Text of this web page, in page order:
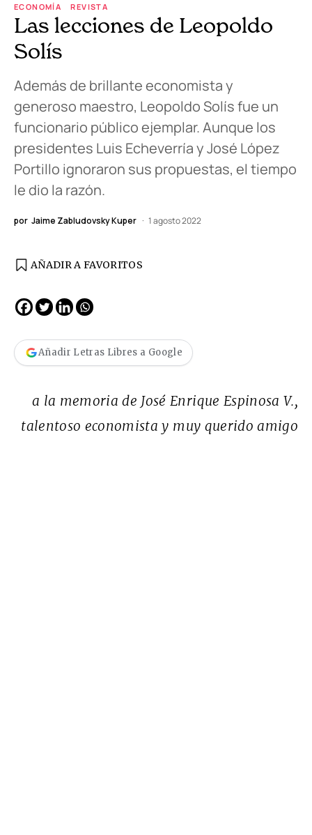
ECONOMÍA REVISTA
Las lecciones de Leopoldo
Solís
Además de brillante economista y
generoso maestro, Leopoldo Solís fue un
funcionario público ejemplar. Aunque los
presidentes Luis Echeverría y José López
Portillo ignoraron sus propuestas, el tiempo
le dio la razón.
por Jaime Zabludovsky Kuper 1 agosto 2022
AÑADIR A FAVORITOS
Añadir Letras Libres a Google
a la memoria de José Enrique Espinosa V.,
talentoso economista y muy querido amigo